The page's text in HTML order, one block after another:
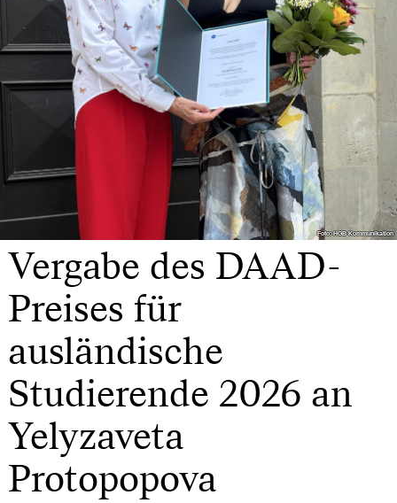
Foto: HGB Kommunikation
Foto: HGB Kommunikation
Vergabe des DAAD-
Preises für
ausländische
Studierende 2026 an
Yelyzaveta
Protopopova